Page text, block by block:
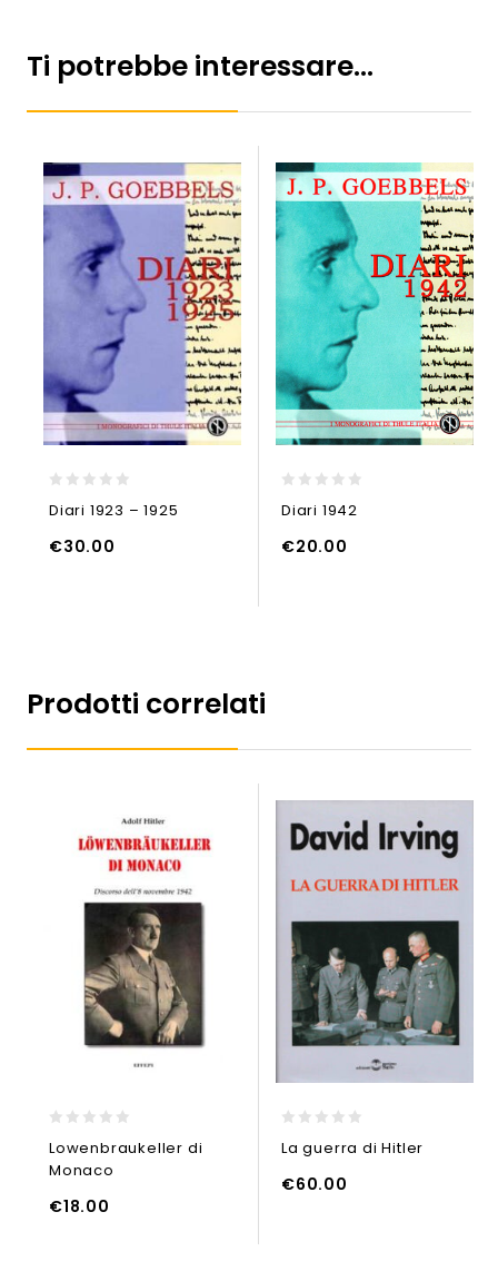
Ti potrebbe interessare…
out
5
Diari 1923 – 1925
€30.00
out
5
Diari 1942
€20.00
Prodotti correlati
out
of
Lowenbraukeller di
Monaco
€18.00
out
5
La guerra di Hitler
€60.00
AL CARRELLO